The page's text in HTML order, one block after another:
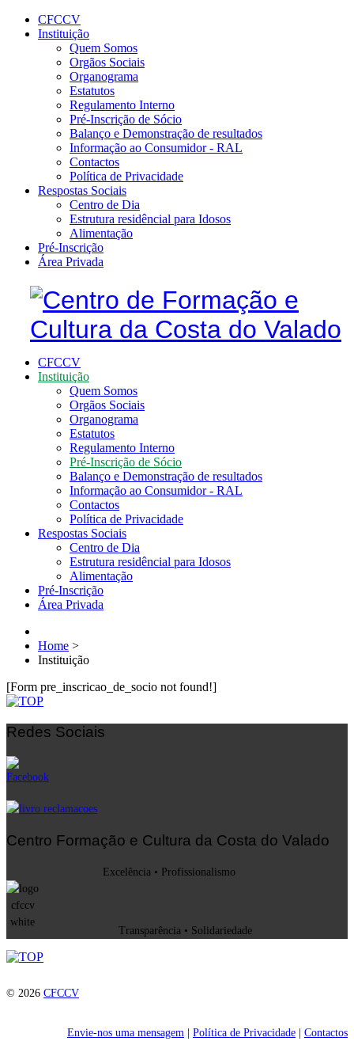
CFCCV
Instituição
Quem Somos
Orgãos Sociais
Organograma
Estatutos
Regulamento Interno
Pré-Inscrição de Sócio
Balanço e Demonstração de resultados
Informação ao Consumidor - RAL
Contactos
Política de Privacidade
Respostas Sociais
Centro de Dia
Estrutura residêncial para Idosos
Alimentação
Pré-Inscrição
Área Privada
CFCCV
Instituição
Quem Somos
Orgãos Sociais
Organograma
Estatutos
Regulamento Interno
Pré-Inscrição de Sócio
Balanço e Demonstração de resultados
Informação ao Consumidor - RAL
Contactos
Política de Privacidade
Respostas Sociais
Centro de Dia
Estrutura residêncial para Idosos
Alimentação
Pré-Inscrição
Área Privada
Home >
Instituição
[Form pre_inscricao_de_socio not found!]
Redes Sociais
Centro Formação e Cultura da Costa do Valado
Excelência • Profissionalismo
Transparência • Solidariedade
© 2026 CFCCV
Envie-nos uma mensagem Política de Privacidade Contactos